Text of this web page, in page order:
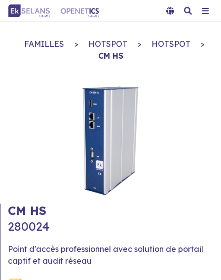
FAMILLES > HOTSPOT > HOTSPOT
>
CM HS
CM HS
280024
Point d'accès professionnel avec solution de portail
captif et audit réseau